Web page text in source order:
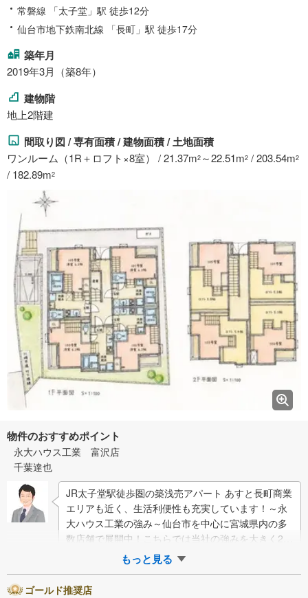
常磐線 「太子堂」駅 徒歩12分
仙台市地下鉄南北線 「長町」駅 徒歩17分
築年月
2019年3月（築8年）
建物階
地上2階建
間取り図 / 専有面積 / 建物面積 / 土地面積
ワンルーム（1R＋ロフト×8室） / 21.37m2 ～22.51m2 / 203.54m2
/ 182.89m2
物件のおすすめポイント
永大ハウス工業 富沢店
千葉達也
JR太子堂駅徒歩圏の築浅売アパート あすと長町商業
エリアも近く、生活利便性も充実しています！～永
大ハウス工業の強み～仙台市を中心に宮城県内の多
数店舗で展開中！こちらでは当社の強みを大きく2つ
に分けてご紹介！1.＜豊富な不動産知識＞…
もっと見る
ゴールド推奨店